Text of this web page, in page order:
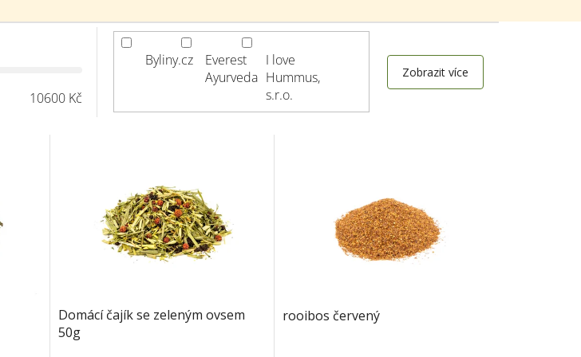
10600 Kč
Zobrazit více
Byliny.cz
Everest
Ayurveda
I love
Hummus,
s.r.o.
Domácí čajík se zeleným ovsem
50g
rooibos červený